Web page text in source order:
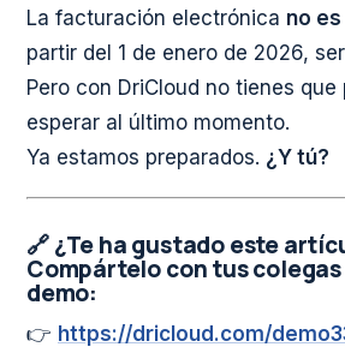
La facturación electrónica no
partir del 1 de enero de 2026,
Pero con DriCloud no tienes
esperar al último momento.
Ya estamos preparados. ¿Y tú?
🔗 ¿Te ha gustado este
Compártelo con tus
demo:
👉 https://dricloud.com/